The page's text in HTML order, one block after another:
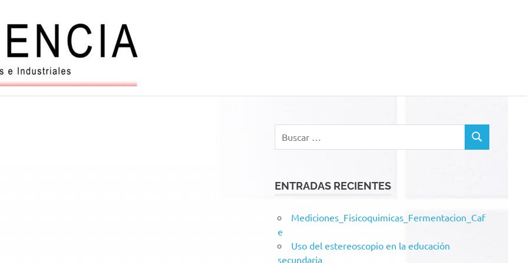
automatizacion
BUSCAR
ENTRADAS RECIENTES
Mediciones_Fisicoquimicas_Fermentacion_Caf
e
Uso del estereoscopio en la educación
secundaria